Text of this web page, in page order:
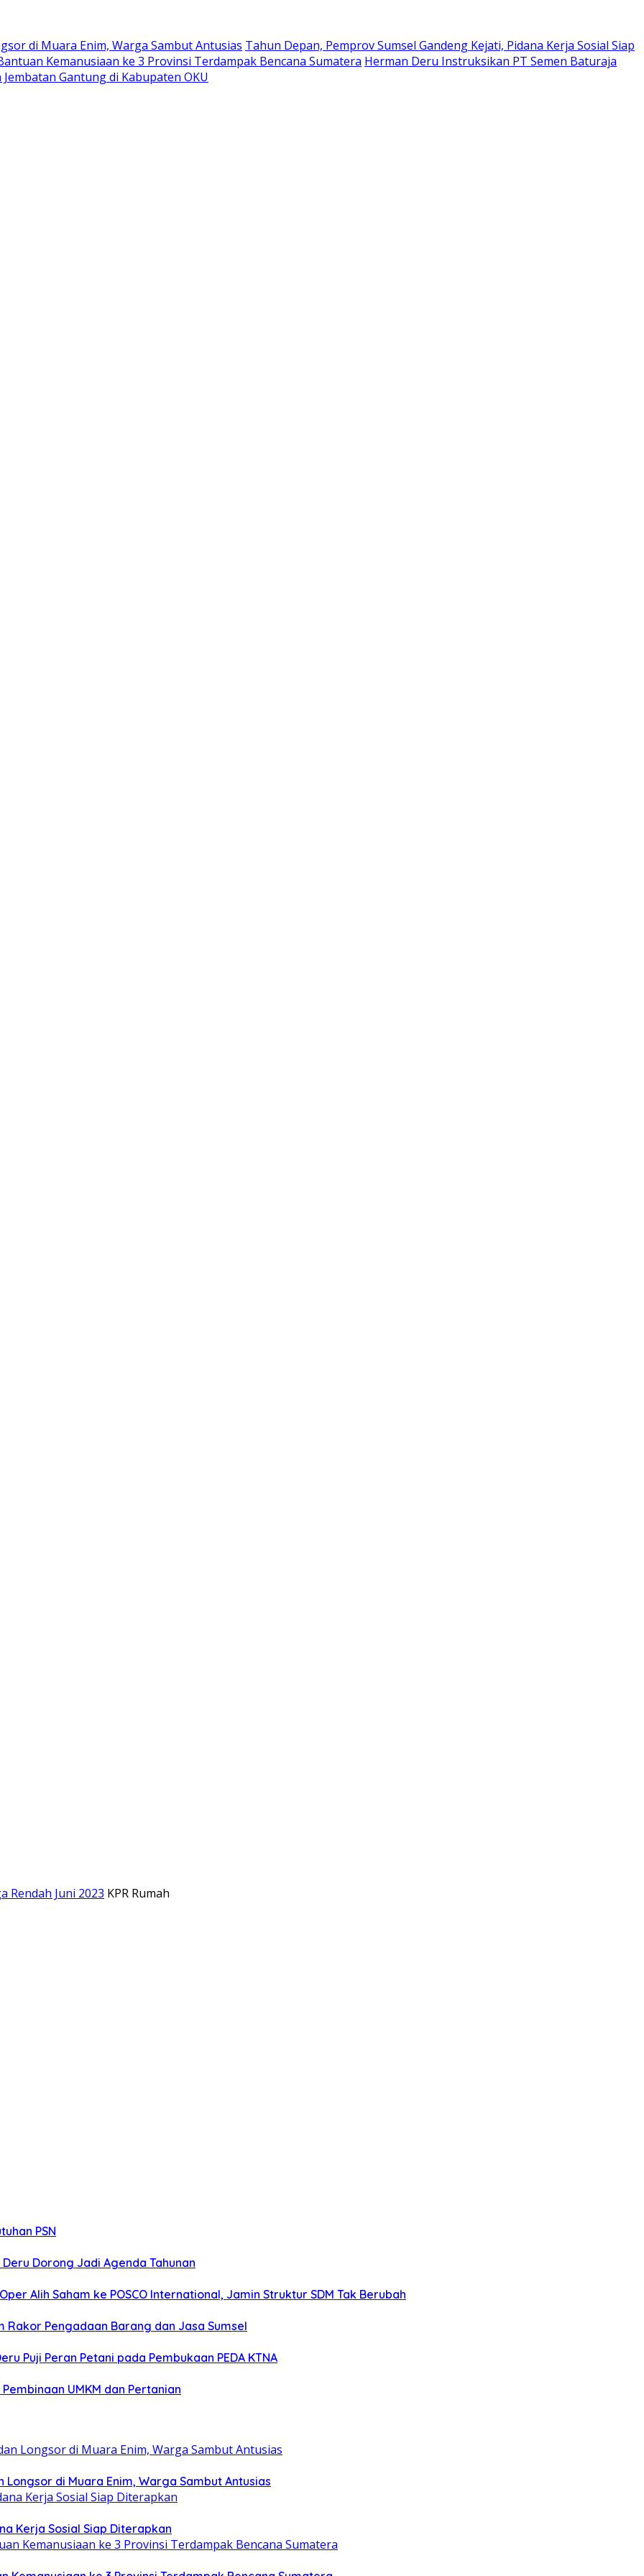
di Muara Enim, Warga Sambut Antusias Tahun Depan, Pemprov Sumsel Gandeng Kejati, Pidana Kerja Sosial Siap
Kemanusiaan ke 3 Provinsi Terdampak Bencana Sumatera Herman Deru Instruksikan PT Semen Baturaja
Gantung di Kabupaten OKU
Rendah Juni 2023 KPR Rumah
PSN
Dorong Jadi Agenda Tahunan
Alih Saham ke POSCO International, Jamin Struktur SDM Tak Berubah
Rakor Pengadaan Barang dan Jasa Sumsel
Puji Peran Petani pada Pembukaan PEDA KTNA
UMKM dan Pertanian
di Muara Enim, Warga Sambut Antusias
Kerja Sosial Siap Diterapkan